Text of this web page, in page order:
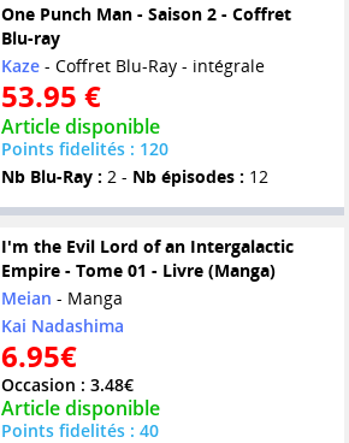
One Punch Man - Saison 2 - Coffret
Blu-ray
Kaze- Coffret Blu-Ray - intégrale
53.95 €
Article disponible
Points fidelités : 120
Nb Blu-Ray : 2 - Nb épisodes : 12
I'm the Evil Lord of an Intergalactic
Empire - Tome 01 - Livre (Manga)
Meian - Manga
Kai Nadashima
6.95€
Occasion : 3.48€
Article disponible
Points fidelités : 40